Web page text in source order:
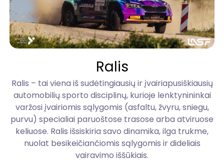
Ralis
Ralis – tai viena iš sudėtingiausių ir įvairiapusiškiausių
automobilių sporto disciplinų, kurioje lenktynininkai
varžosi įvairiomis sąlygomis (asfaltu, žvyru, sniegu,
purvu) specialiai paruoštose trasose arba atviruose
keliuose. Ralis išsiskiria savo dinamika, ilga trukme,
nuolat besikeičiančiomis sąlygomis ir dideliais
vairavimo iššūkiais.